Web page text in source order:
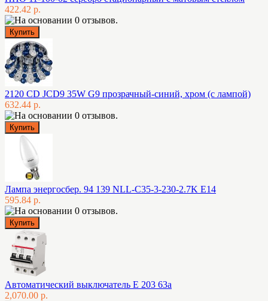
422.42 р.
2120 CD JCD9 35W G9 прозрачный-синий, хром (с лампой)
632.44 р.
Лампа энергосбер. 94 139 NLL-C35-3-230-2.7K E14
595.84 р.
Автоматический выключатель E 203 63а
2,070.00 р.